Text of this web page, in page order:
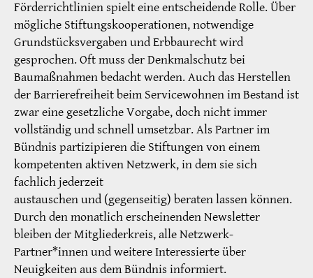
Förderrichtlinien spielt eine entscheidende Rolle. Über
mögliche Stiftungskooperationen, notwendige
Grundstücksvergaben und Erbbaurecht wird
gesprochen. Oft muss der Denkmalschutz bei
Baumaßnahmen bedacht werden. Auch das Herstellen
der Barrierefreiheit beim Servicewohnen im Bestand ist
zwar eine gesetzliche Vorgabe, doch nicht immer
vollständig und schnell umsetzbar. Als Partner im
Bündnis partizipieren die Stiftungen von einem
kompetenten aktiven Netzwerk, in dem sie sich
fachlich jederzeit
austauschen und (gegenseitig) beraten lassen können.
Durch den monatlich erscheinenden Newsletter
bleiben der Mitgliederkreis, alle Netzwerk-
Partner*innen und weitere Interessierte über
Neuigkeiten aus dem Bündnis informiert.